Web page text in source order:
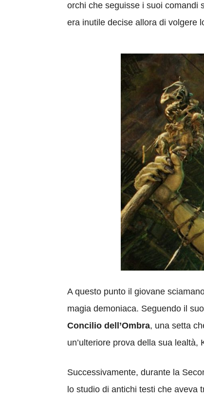
orchi che seguisse i suoi comandi
era inutile decise allora di volgere
A questo punto il giovane
magia demoniaca. Seguendo il
Concilio dell’Ombra, una setta
un’ulteriore prova della sua
Successivamente, durante la
lo studio di antichi testi che aveva